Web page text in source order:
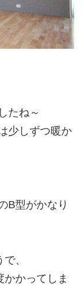
たね～
少しずつ暖か
B型がかなり
、
かってしま